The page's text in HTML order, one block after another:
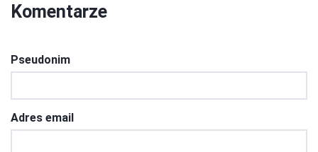
Komentarze
Pseudonim
Adres email